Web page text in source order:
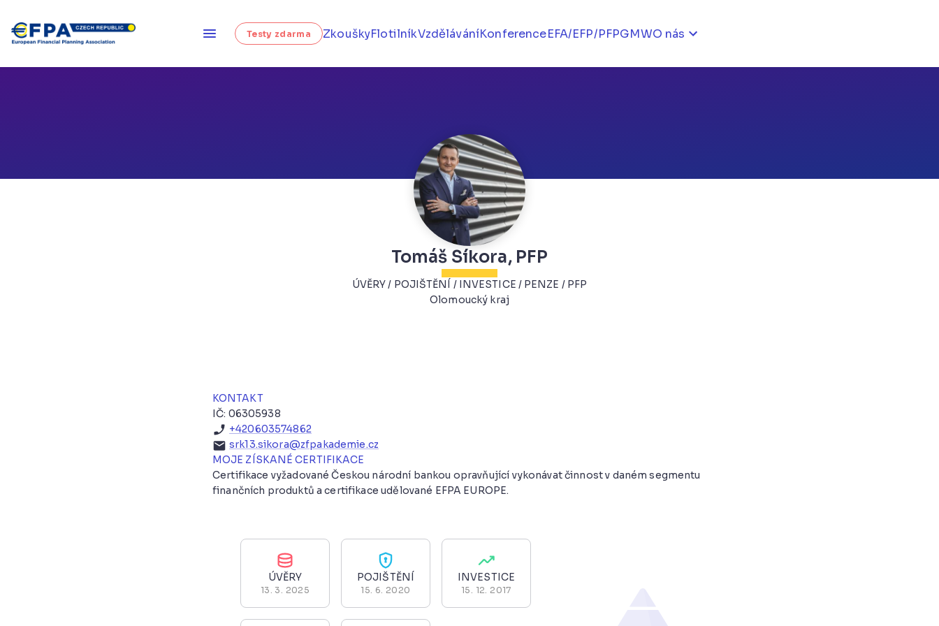
Testy zdarma ZkouškyFlotilníkVzděláváníKonferenceEFA/EFP/PFPGMWO nás
Tomáš Síkora, PFP
ÚVĚRY / POJIŠTĚNÍ / INVESTICE / PENZE / PFP
Olomoucký kraj
KONTAKT
IČ: 06305938
+420603574862
srk13.sikora@zfpakademie.cz
MOJE ZÍSKANÉ CERTIFIKACE
Certifikace vyžadované Českou národní bankou opravňující vykonávat činnost v daném segmentu
finančních produktů a certifikace udělované EFPA EUROPE.
ÚVĚRY
13. 3. 2025
POJIŠTĚNÍ
15. 6. 2020
INVESTICE
15. 12. 2017